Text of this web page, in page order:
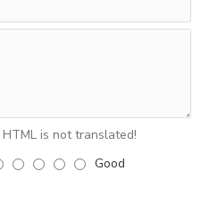
HTML is not translated!
Good